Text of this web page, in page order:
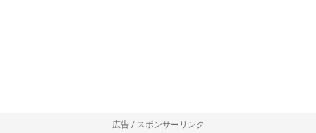
広告 / スポンサーリンク